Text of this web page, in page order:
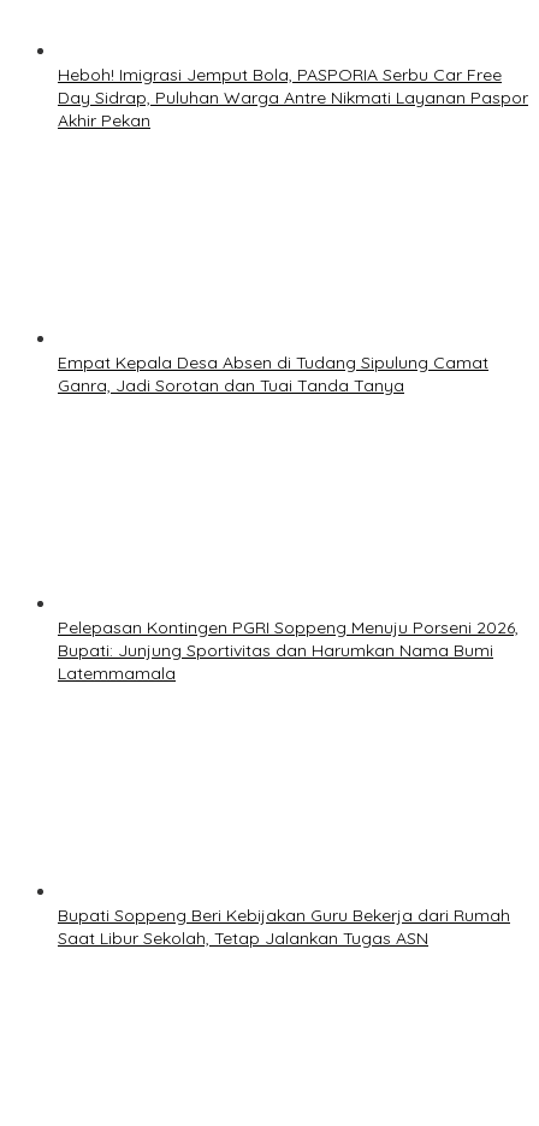
Heboh! Imigrasi Jemput Bola, PASPORIA Serbu Car Free
Day Sidrap, Puluhan Warga Antre Nikmati Layanan Paspor
Akhir Pekan
Empat Kepala Desa Absen di Tudang Sipulung Camat
Ganra, Jadi Sorotan dan Tuai Tanda Tanya
Pelepasan Kontingen PGRI Soppeng Menuju Porseni 2026,
Bupati: Junjung Sportivitas dan Harumkan Nama Bumi
Latemmamala
Bupati Soppeng Beri Kebijakan Guru Bekerja dari Rumah
Saat Libur Sekolah, Tetap Jalankan Tugas ASN